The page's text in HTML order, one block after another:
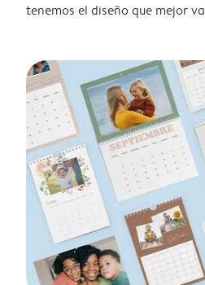
tenemos el diseño que mejor